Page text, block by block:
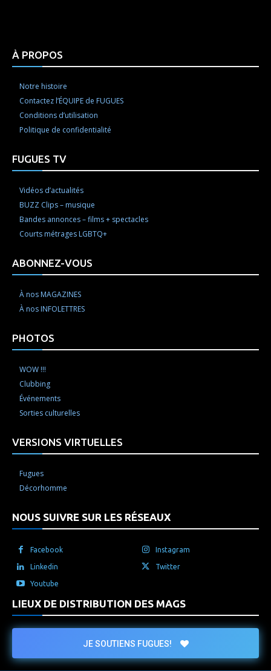
À PROPOS
Notre histoire
Contactez l’ÉQUIPE de FUGUES
Conditions d’utilisation
Politique de confidentialité
FUGUES TV
Vidéos d’actualités
BUZZ Clips – musique
Bandes annonces – films + spectacles
Courts métrages LGBTQ+
ABONNEZ-VOUS
À nos MAGAZINES
À nos INFOLETTRES
PHOTOS
WOW !!!
Clubbing
Événements
Sorties culturelles
VERSIONS VIRTUELLES
Fugues
Décorhomme
NOUS SUIVRE SUR LES RÉSEAUX
Facebook Instagram
Linkedin Twitter
Youtube
LIEUX DE DISTRIBUTION DES MAGS
JE SOUTIENS FUGUES!